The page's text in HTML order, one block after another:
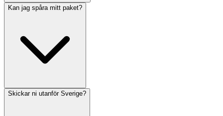
Kan jag spåra mitt paket?
Skickar ni utanför Sverige?